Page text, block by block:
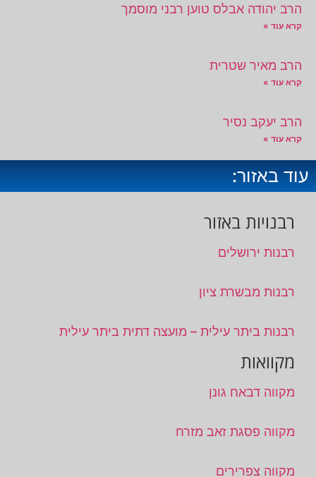
הרב יהודה אבלס טוען רבני מוסמך
קרא עוד »
הרב מאיר שטרית
קרא עוד »
הרב יעקב נסיר
קרא עוד »
עוד באזור:
רבנויות באזור
רבנות ירושלים
רבנות מבשרת ציון
רבנות ביתר עילית – מועצה דתית ביתר עילית
מקוואות
מקווה דבאח גונן
מקווה פסגת זאב מזרח
מקווה צפרירים